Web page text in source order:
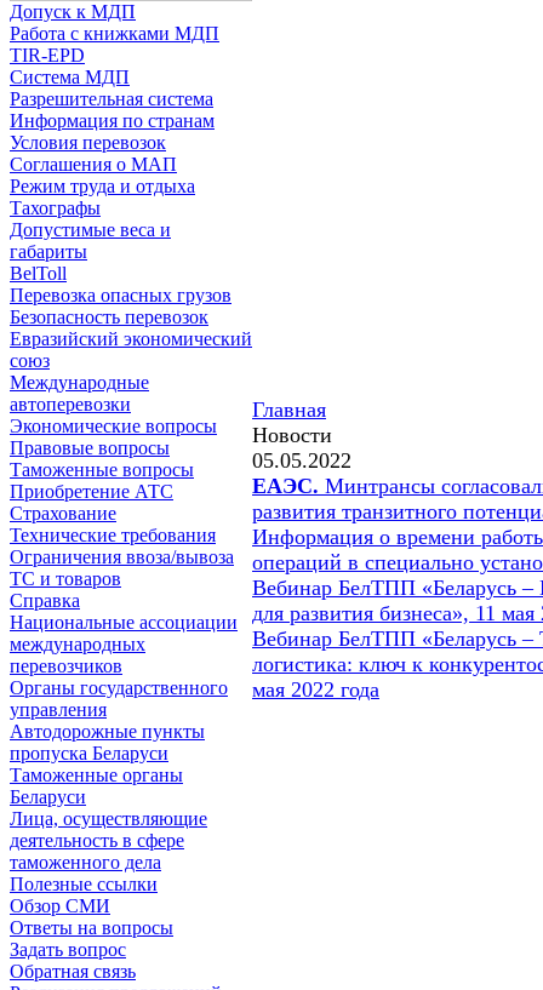
Допуск к МДП
Работа с книжками МДП
TIR-EPD
Система МДП
Разрешительная система
Информация по странам
Условия перевозок
Соглашения о МАП
Режим труда и отдыха
Тахографы
Допустимые веса и
габариты
BelToll
Перевозка опасных грузов
Безопасность перевозок
Евразийский экономический
союз
Международные
автоперевозки
Экономические вопросы
Правовые вопросы
Таможенные вопросы
Приобретение АТС
Страхование
Технические требования
Ограничения ввоза/вывоза
ТС и товаров
Справка
Национальные ассоциации
международных
перевозчиков
Органы государственного
управления
Автодорожные пункты
пропуска Беларуси
Таможенные органы
Беларуси
Лица, осуществляющие
деятельность в сфере
таможенного дела
Полезные ссылки
Обзор СМИ
Ответы на вопросы
Задать вопрос
Обратная связь
Главная
Новости
05.05.2022
ЕАЭС. Минтрансы
развития транзитного
Информация о времени
операций в специально
Вебинар БелТПП «Беларусь
для развития бизнеса», 11 мая
Вебинар БелТПП «Беларусь
логистика: ключ к
мая 2022 года